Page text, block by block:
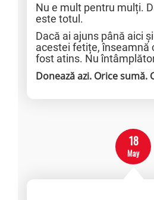
Nu e mult pentru mulți.
este totul.
Dacă ai ajuns până aici
acestei fetițe, înseamnă
fost atins. Nu
Donează azi. Orice sumă.
18
May